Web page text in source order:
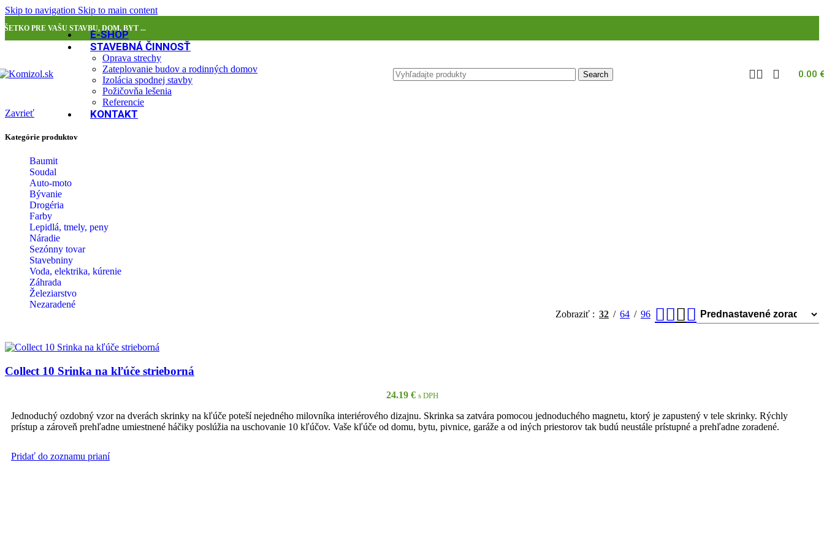
Skip to navigation Skip to main content
PRE VAŠU STAVBU, DOM, BYT ...
E-SHOP
STAVEBNÁ ČINNOSŤ
Oprava strechy
Zateplovanie budov a rodinných domov
Izolácia spodnej stavby
Požičovňa lešenia
Referencie
KONTAKT
Search 0.00
Zavrieť
Kategórie produktov
Baumit
Soudal
Auto-moto
Bývanie
Drogéria
Farby
Lepidlá, tmely, peny
Náradie
Sezónny tovar
Stavebniny
Voda, elektrika, kúrenie
Záhrada
Železiarstvo
Nezaradené
Zobraziť
32 64 96
Collect 10 Srinka na kľúče strieborná
24.19 € s DPH
Jednoduchý ozdobný vzor na dverách skrinky na kľúče poteší nejedného milovníka interiérového dizajnu. Skrinka sa zatvára pomocou jednoduchého magnetu, ktorý je zapustený v tele skrinky. Rýchly
prístup a zároveň prehľadne umiestnené háčiky poslúžia na uschovanie 10 kľúčov. Vaše kľúče od domu, bytu, pivnice, garáže a od iných priestorov tak budú neustále prístupné a prehľadne zoradené.
Pridať do zoznamu prianí